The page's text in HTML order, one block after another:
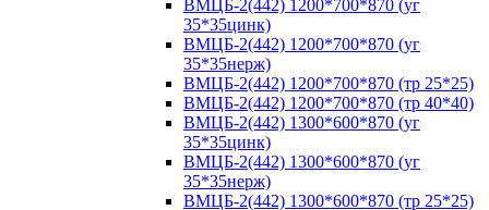
ВМЦБ-2(442) 1200*700*870 (уг
35*35цинк)
ВМЦБ-2(442) 1200*700*870 (уг
35*35нерж)
ВМЦБ-2(442) 1200*700*870 (тр 25*25)
ВМЦБ-2(442) 1200*700*870 (тр 40*40)
ВМЦБ-2(442) 1300*600*870 (уг
35*35цинк)
ВМЦБ-2(442) 1300*600*870 (уг
35*35нерж)
ВМЦБ-2(442) 1300*600*870 (тр 25*25)